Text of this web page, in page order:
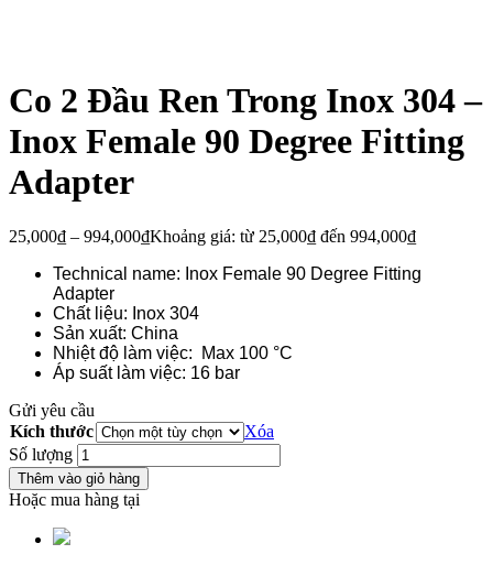
Co 2 Đầu Ren Trong Inox 304 –
Inox Female 90 Degree Fitting
Adapter
25,000₫ – 994,000₫Khoảng giá: từ 25,000₫ đến 994,000₫
Technical name: Inox Female 90 Degree Fitting
Adapter
Chất liệu: Inox 304
Sản xuất: China
Nhiệt độ làm việc: Max 100 °C
Áp suất làm việc: 16 bar
Gửi yêu cầu
Kích thước
Xóa
Số lượng
Thêm vào giỏ hàng
Hoặc mua hàng tại